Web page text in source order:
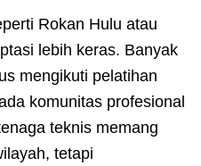
Rokan Hulu atau
lebih keras. Banyak
mengikuti pelatihan
komunitas profesional
teknis memang
tetapi